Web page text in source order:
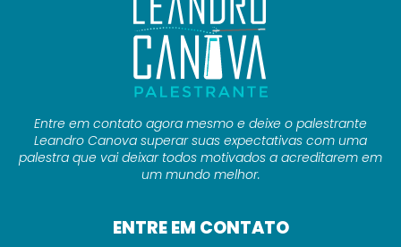
Entre em contato agora mesmo e deixe o palestrante
Leandro Canova superar suas expectativas com uma
palestra que vai deixar todos motivados a acreditarem em
um mundo melhor.
ENTRE EM CONTATO